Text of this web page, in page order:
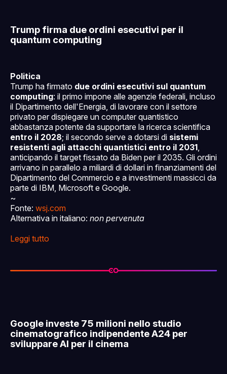
Trump firma due ordini esecutivi per il
quantum computing
Politica
Trump ha firmato due ordini esecutivi sul quantum
computing: il primo impone alle agenzie federali, incluso
il Dipartimento dell'Energia, di lavorare con il settore
privato per dispiegare un computer quantistico
abbastanza potente da supportare la ricerca scientifica
entro il 2028; il secondo serve a dotarsi di sistemi
resistenti agli attacchi quantistici entro il 2031
anticipando il target fissato da Biden per il 2035. Gli ordini
arrivano in parallelo a miliardi di dollari in finanziamenti del
Dipartimento del Commercio e a investimenti massicci da
parte di IBM, Microsoft e Google.
~
Fonte: wsj.com
Alternativa in italiano: non pervenuta
Leggi tutto
Google investe 75 milioni nello studio
cinematografico indipendente A24 per
sviluppare AI per il cinema